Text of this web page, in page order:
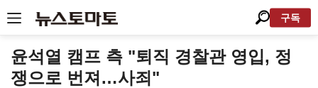
구독
윤석열 캠프 측 "퇴직 경찰관 영입, 정
쟁으로 번져…사죄"